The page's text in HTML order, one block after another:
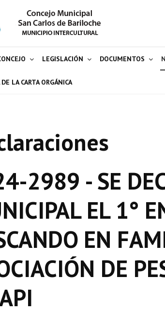
LEGISLACIÓN DOCUMENTOS
LA CARTA ORGÁNICA
2989 - SE
EL 1°
EN
DE